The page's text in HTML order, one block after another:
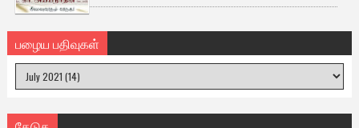
பழைய பதிவுகள்